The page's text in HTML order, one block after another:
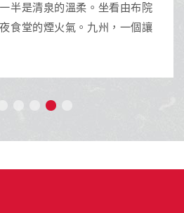
半是清泉的溫柔。坐看由布院
食堂的煙火氣。九州，一個讓